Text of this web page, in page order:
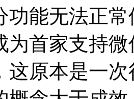
功能无法正
为首家支持
这原本是一